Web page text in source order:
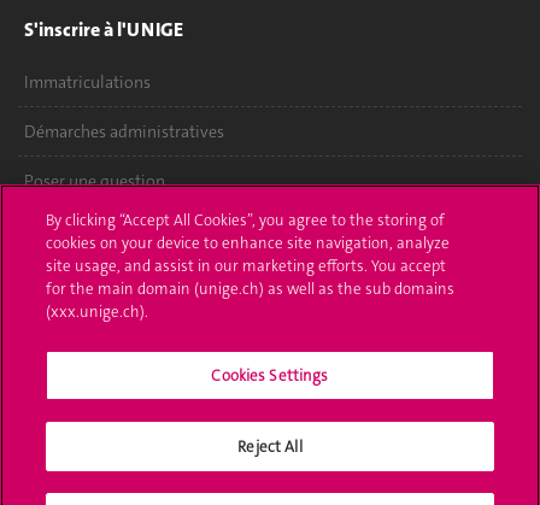
S'inscrire à l'UNIGE
Immatriculations
Démarches administratives
Poser une question
L'UNIGE vous informe
UNIGE Mobile
Bibliothèque
By clicking “Accept All Cookies”, you agree to the storing of
cookies on your device to enhance site navigation, analyze
site usage, and assist in our marketing efforts. You accept
for the main domain (unige.ch) as well as the sub domains
(xxx.unige.ch).
Cookies Settings
Reject All